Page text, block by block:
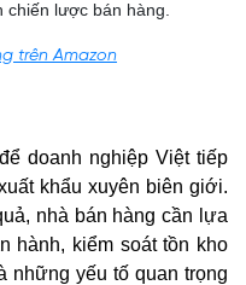
chiến lược bán hàng.
trên Amazon
doanh nghiệp Việt tiếp
khẩu xuyên biên giới.
nhà bán hàng cần lựa
hành, kiểm soát tồn kho
những yếu tố quan trọng